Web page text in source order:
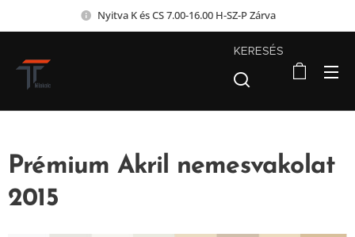
Nyitva K és CS 7.00-16.00 H-SZ-P Zárva
KERESÉS
Prémium Akril nemesvakolat
2015